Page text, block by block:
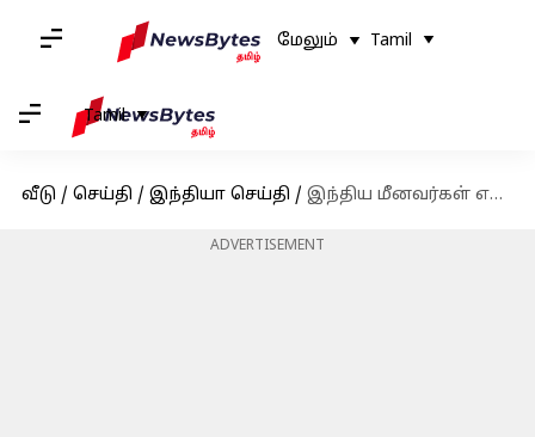
மேலும் Tamil
Tamil
வீடு / செய்தி / இந்தியா செய்தி / இந்திய மீனவர்கள் எல்லைத்தாண்டி வந்தால் கடலில் ஆர்ப்பாட்டம் செய்யுமாறு இலங்கை அமைச்சர் சர்ச்சை பேச்சு
ADVERTISEMENT